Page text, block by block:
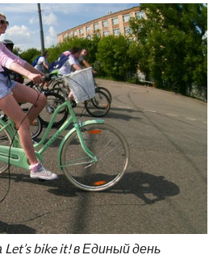
bike it! в Единый день